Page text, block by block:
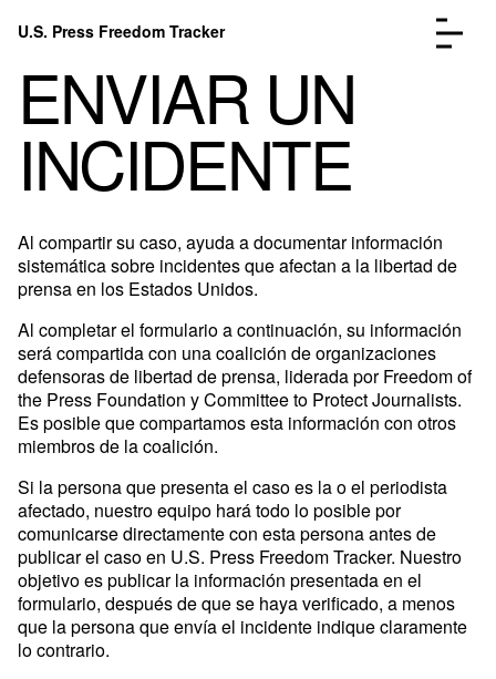
Skip to content
U.S. Press Freedom Tracker
Analysis
Go to the page →
FAQ
Go to the page →
About
Donate
Submit an Incident
ENVIAR UN
INCIDENTE
Al compartir su caso, ayuda a documentar información
sistemática sobre incidentes que afectan a la libertad de
prensa en los Estados Unidos.
Al completar el formulario a continuación, su información
será compartida con una coalición de organizaciones
defensoras de libertad de prensa, liderada por Freedom of
the Press Foundation y Committee to Protect Journalists.
Es posible que compartamos esta información con otros
miembros de la coalición.
Si la persona que presenta el caso es la o el periodista
afectado, nuestro equipo hará todo lo posible por
comunicarse directamente con esta persona antes de
publicar el caso en U.S. Press Freedom Tracker. Nuestro
objetivo es publicar la información presentada en el
formulario, después de que se haya verificado, a menos
que la persona que envía el incidente indique claramente
lo contrario.